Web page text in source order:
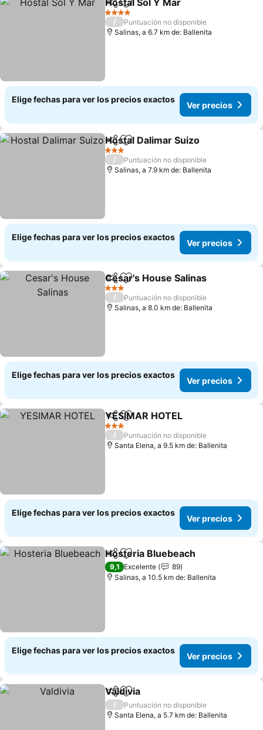
CompartirAgregar a favoritos
Hostal Sol Y Mar
4 Estrellas
/
Puntuación no disponible
Salinas, a 6.7 km de: Ballenita
Elige fechas para ver los precios exactos
Ver precios
CompartirAgregar a favoritos
Hostal Dalimar Suizo
3 Estrellas
/
Puntuación no disponible
Salinas, a 7.9 km de: Ballenita
Elige fechas para ver los precios exactos
Ver precios
CompartirAgregar a favoritos
Cesar's House Salinas
3 Estrellas
/
Puntuación no disponible
Salinas, a 8.0 km de: Ballenita
Elige fechas para ver los precios exactos
Ver precios
Compartir
Agregar a favoritos
YESIMAR HOTEL
3 Estrellas
/
Puntuación no disponible
Santa Elena, a 9.5 km de: Ballenita
Elige fechas para ver los precios exactos
Ver precios
CompartirAgregar a favoritos
Hosteria Bluebeach
9,1 Excelente
89
Salinas, a 10.5 km de: Ballenita
Elige fechas para ver los precios exactos
Ver precios
CompartirAgregar a favoritos
Valdivia
/
Puntuación no disponible
Santa Elena, a 5.7 km de: Ballenita